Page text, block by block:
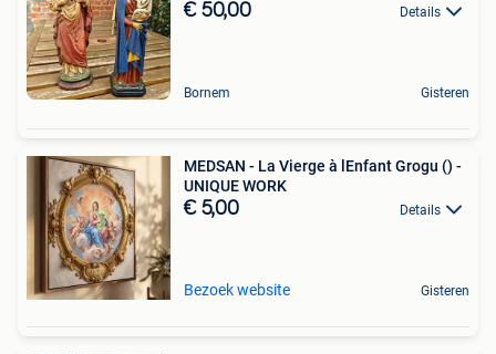
€ 50,00 Details
Bornem Gisteren
MEDSAN - La Vierge à lEnfant Grogu () -
UNIQUE WORK
€ 5,00 Details
Bezoek website Gisteren